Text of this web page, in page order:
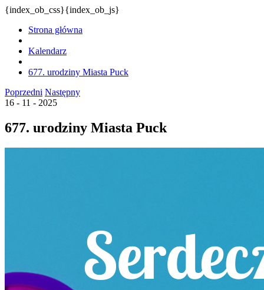
{index_ob_css}{index_ob_js}
Strona główna
Kalendarz
677. urodziny Miasta Puck
Poprzedni Następny
16 - 11 - 2025
677. urodziny Miasta Puck